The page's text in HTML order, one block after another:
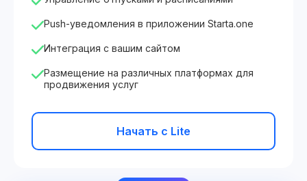
Push-уведомления в приложении Starta.one
Интеграция с вашим сайтом
Размещение на различных платформах для
продвижения услуг
Начать с Lite